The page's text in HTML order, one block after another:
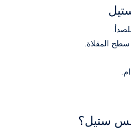
سطح المقلاة.
ستيل؟